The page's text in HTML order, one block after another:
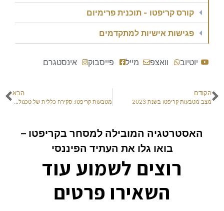
קורס קריפטו - תוכנית פרימיום
פגישות אישיות למתקדמים
יוטיוב וואצפ מייל פייסבוק אינסטגרם
הקודם
מצב מטבעות קריפטו בשנת 2023
הבא
מטבעות קריפטו: סקירה כללית של טכנולוגיית כרייה ובלוקצ'יין
האסטרטגיה המובילה למסחר בקריפטו –
בואו גלו את העתיד הפיננסי
רוצים לשמוע עוד
השאירו פרטים